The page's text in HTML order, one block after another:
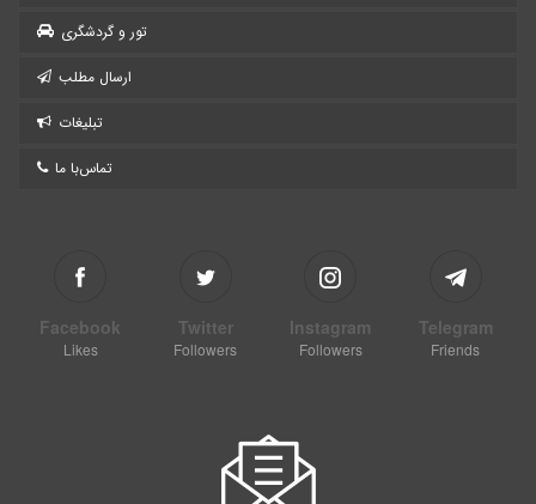
تور و گردشگری
ارسال مطلب
تبلیغات
تماس‌با ما
Facebook
Likes
Twitter
Followers
Instagram
Followers
Telegram
Friends